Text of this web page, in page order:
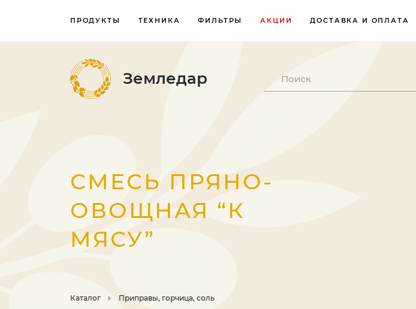
ПРОДУКТЫ ТЕХНИКА ФИЛЬТРЫ АКЦИИ ДОСТАВКА И ОПЛАТА
Земледар
СМЕСЬ ПРЯНО-
ОВОЩНАЯ “К
МЯСУ”
Каталог Приправы, горчица, соль